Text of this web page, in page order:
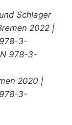
Schlager
2022 |
3-
978-3-
2020 |
3-